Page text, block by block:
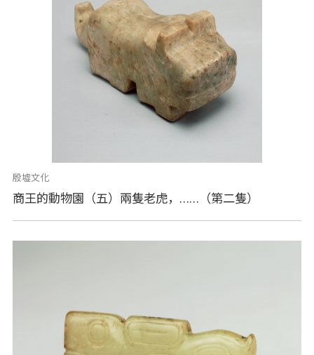
殷墟文化
商王的動物園（五）兩隻老虎，……（第二隻）